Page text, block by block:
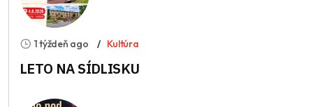
1 týždeň ago Kultúra
LETO NA SÍDLISKU